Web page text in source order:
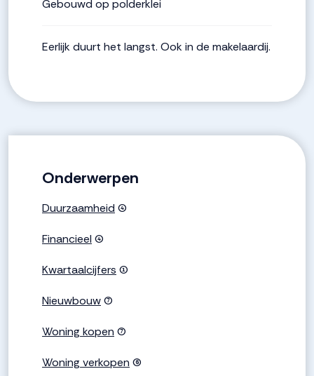
Gebouwd op polderklei
Eerlijk duurt het langst. Ook in de makelaardij.
Onderwerpen
Duurzaamheid (4)
Financieel (4)
Kwartaalcijfers (1)
Nieuwbouw(7)
Woning kopen (7)
Woning verkopen (6)